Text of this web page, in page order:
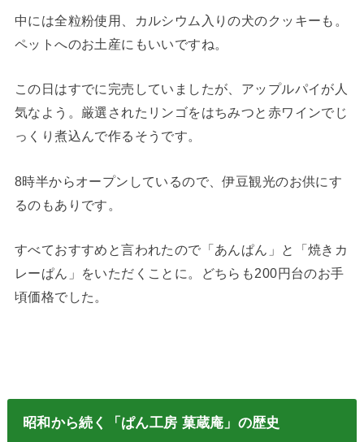
中には全粒粉使用、カルシウム入りの犬のクッキーも。
ペットへのお土産にもいいですね。
この日はすでに完売していましたが、アップルパイが人
気なよう。厳選されたリンゴをはちみつと赤ワインでじ
っくり煮込んで作るそうです。
8時半からオープンしているので、伊豆観光のお供にす
るのもありです。
すべておすすめと言われたので「あんぱん」と「焼きカ
レーぱん」をいただくことに。どちらも200円台のお手
頃価格でした。
昭和から続く「ぱん工房 菓蔵庵」の歴史